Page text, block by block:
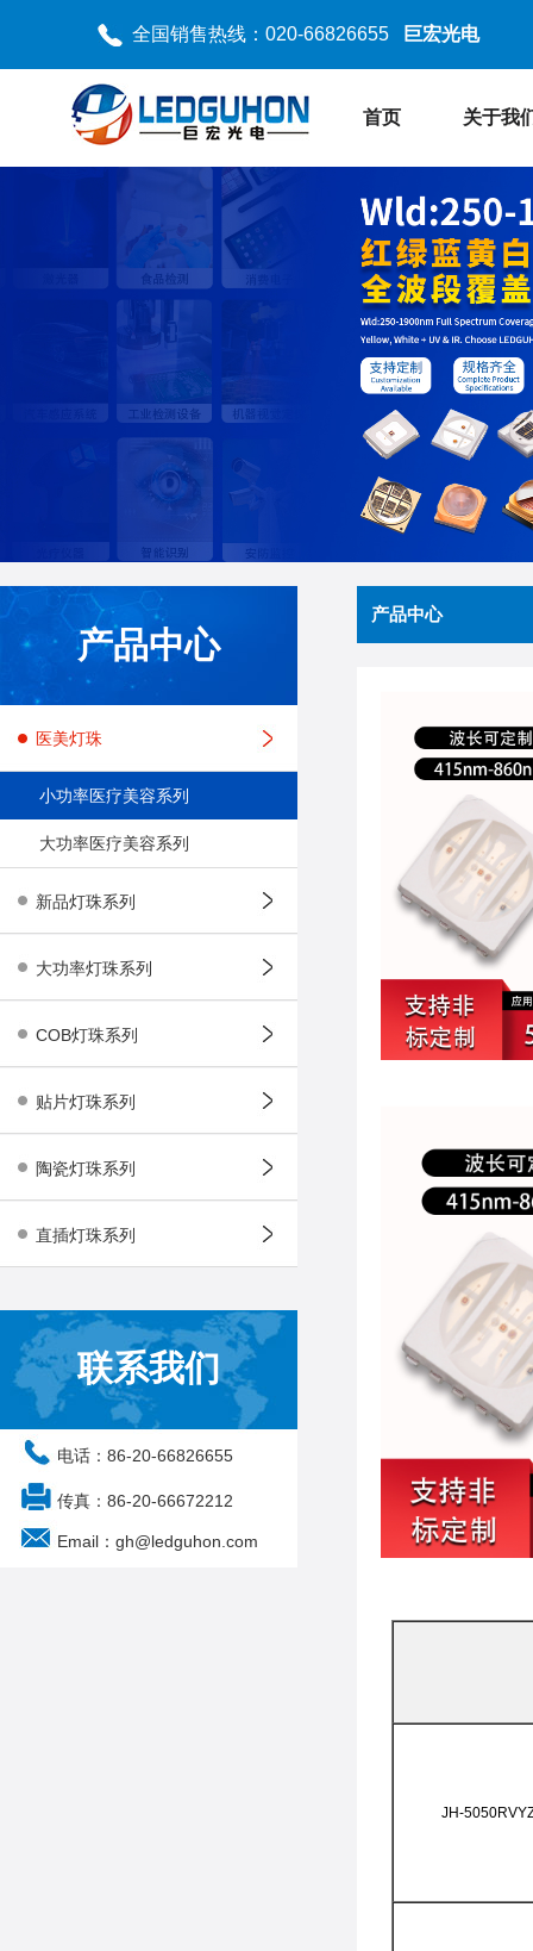
全国销售热线：020-66826655 巨宏光电
首页 关于我
产品中心
医美灯珠
小功率医疗美容系列
大功率医疗美容系列
新品灯珠系列
大功率灯珠系列
COB灯珠系列
贴片灯珠系列
陶瓷灯珠系列
直插灯珠系列
联系我们
电话：86-20-66826655
传真：86-20-66672212
Email：gh@ledguhon.com
产品中心
JH-